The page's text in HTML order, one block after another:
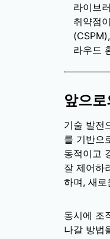
라이브
취약점
라우드
앞으로
기술 발전
를 기반으
동적이고
잘 제어하
하며, 새
동시에 조
나갈 방법